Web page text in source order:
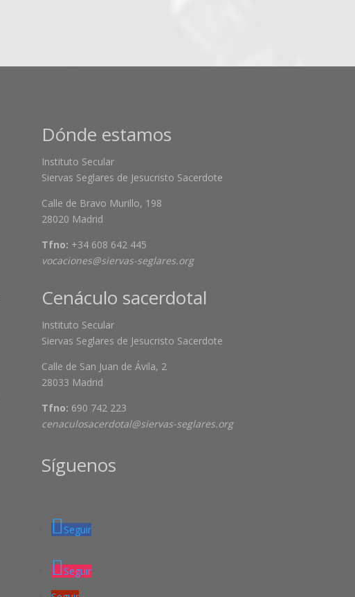
Dónde estamos
Instituto Secular
Siervas Seglares de Jesucristo Sacerdote
Calle de Bravo Murillo, 198
28020 Madrid
Tfno: +34 608 642 445
vocaciones@siervas-seglares.org
Cenáculo sacerdotal
Instituto Secular
Siervas Seglares de Jesucristo Sacerdote
Calle de San Juan de Ávila, 2
28033 Madrid
Tfno: 690 742 223
cenaculosacerdotal@siervas-seglares.org
Síguenos
Seguir
Seguir